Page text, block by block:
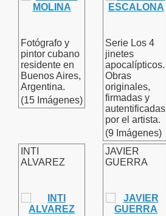
Fotógrafo y
pintor cubano
residente en
Buenos Aires,
Argentina.
(15 Imágenes)
Serie Los 4
jinetes
apocalípticos.
Obras
originales,
firmadas y
autentificadas
por el artista.
(9 Imágenes)
INTI
ALVAREZ
JAVIER
GUERRA